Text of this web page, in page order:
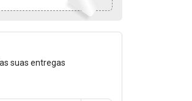
o Frete
suas entregas